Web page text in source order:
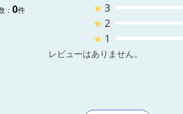
： 0件
★3
★2
★ 1
レビューはありません。